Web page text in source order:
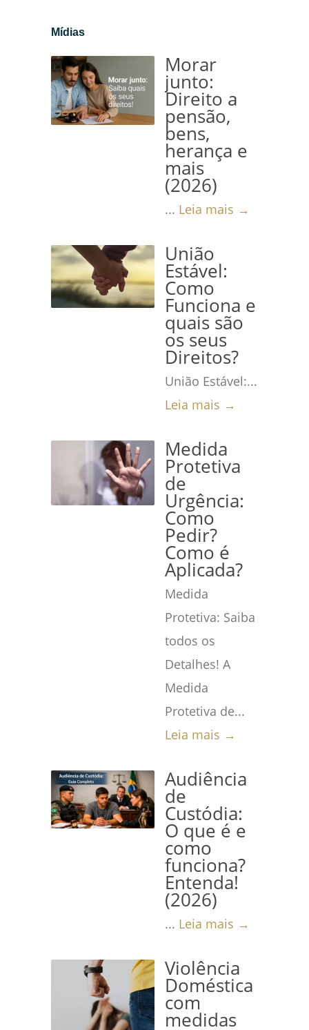
Mídias
Morar
junto:
Direito a
pensão,
bens,
herança e
mais
(2026)
... Leia mais →
União
Estável:
Como
Funciona e
quais são
os seus
Direitos?
União Estável:...
Leia mais →
Medida
Protetiva
de
Urgência:
Como
Pedir?
Como é
Aplicada?
Medida
Protetiva: Saiba
todos os
Detalhes! A
Medida
Protetiva de...
Leia mais →
Audiência
de
Custódia:
O que é e
como
funciona?
Entenda!
(2026)
... Leia mais →
Violência
Doméstica
com
medidas